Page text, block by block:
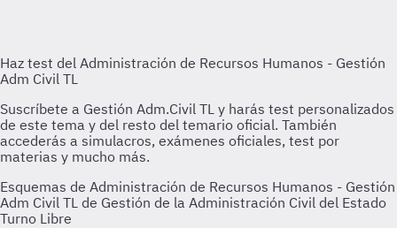
Esquemas de Administración de Recursos Humanos - Gestión
Adm Civil TL de Gestión de la Administración Civil del Estado
Turno Libre